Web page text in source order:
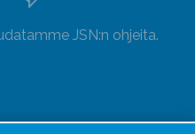
JSN:n ohjeita.